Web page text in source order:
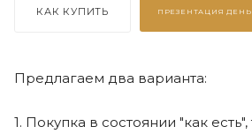
КАК КУПИТЬ ПРЕЗЕНТАЦИЯ ДЕНЬ
Предлагаем два варианта:
1. Покупка в состоянии "как есть",